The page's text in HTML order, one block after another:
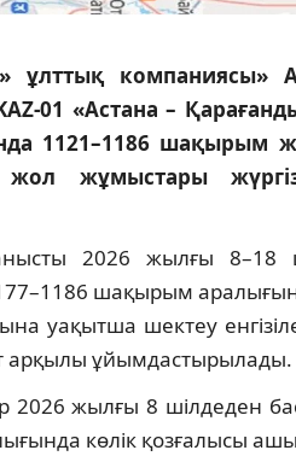
ұлттық компаниясы»
01 «Астана –
1121–1186 шақырым
жол жұмыстары
2026 жылғы
шақырым
уақытша шектеу
арқылы ұйымдастырылады.
2026 жылғы 8 шілдеден
көлік қозғалысы